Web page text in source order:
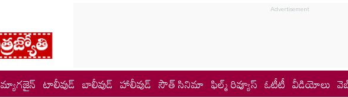
మ్యాగజైన్ టాలీవుడ్ బాలీవుడ్ హాలీవుడ్ సౌత్ సినిమా ఫిల్మ్ రివ్యూస్ ఓటీటీ వీడియోలు